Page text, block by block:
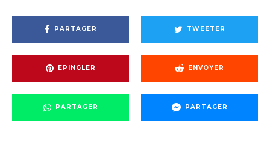
PARTAGER TWEETER
EPINGLER ENVOYER
PARTAGER PARTAGER